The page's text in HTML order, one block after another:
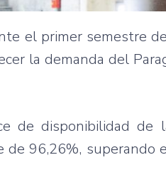
el primer semestre
la demanda del
de disponibilidad de
de 96,26%,